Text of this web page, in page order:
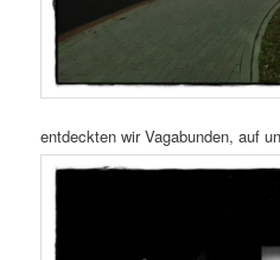
entdeckten wir Vagabunden, auf